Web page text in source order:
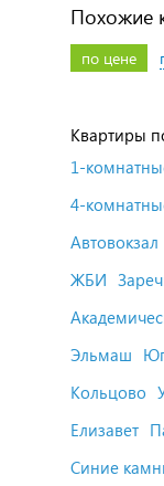
Похожие
по цене
Квартиры
1-
4-
Автовокзал
ЖБИ
Эльмаш
Кольцово
Елизавет
Синие